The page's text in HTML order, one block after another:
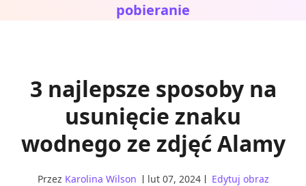
pobieranie
3 najlepsze sposoby na
usunięcie znaku
wodnego ze zdjęć Alamy
Przez Karolina Wilson lut 07, 2024 Edytuj obraz